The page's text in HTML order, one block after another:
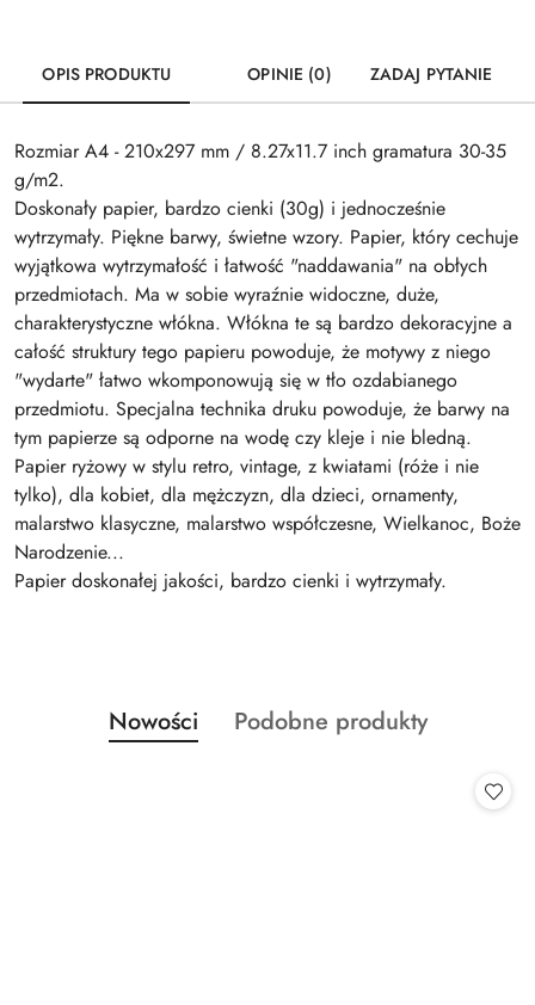
OPIS PRODUKTU OPINIE (0) ZADAJ PYTANIE
Rozmiar A4 - 210x297 mm / 8.27x11.7 inch gramatura 30-35
g/m2.
Doskonały papier, bardzo cienki (30g) i jednocześnie
wytrzymały. Piękne barwy, świetne wzory. Papier, który cechuje
wyjątkowa wytrzymałość i łatwość "naddawania" na obłych
przedmiotach. Ma w sobie wyraźnie widoczne, duże,
charakterystyczne włókna. Włókna te są bardzo dekoracyjne a
całość struktury tego papieru powoduje, że motywy z niego
"wydarte" łatwo wkomponowują się w tło ozdabianego
przedmiotu. Specjalna technika druku powoduje, że barwy na
tym papierze są odporne na wodę czy kleje i nie bledną.
Papier ryżowy w stylu retro, vintage, z kwiatami (róże i nie
tylko), dla kobiet, dla mężczyzn, dla dzieci, ornamenty,
malarstwo klasyczne, malarstwo współczesne, Wielkanoc, Boże
Narodzenie...
Papier doskonałej jakości, bardzo cienki i wytrzymały.
Pomiń karuzelę produktów
Produkty
o
Nowości
Produkty
Podobne produkty